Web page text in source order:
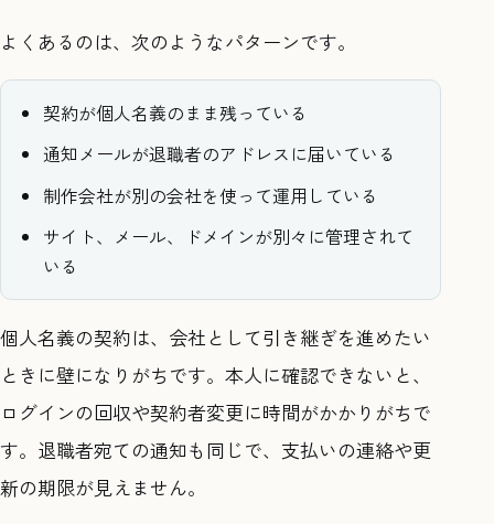
よくあるのは、次のようなパターンです。
契約が個人名義のまま残っている
通知メールが退職者のアドレスに届いている
制作会社が別の会社を使って運用している
サイト、メール、ドメインが別々に管理されて
いる
個人名義の契約は、会社として引き継ぎを進めたい
ときに壁になりがちです。本人に確認できないと、
ログインの回収や契約者変更に時間がかかりがちで
す。退職者宛ての通知も同じで、支払いの連絡や更
新の期限が見えません。